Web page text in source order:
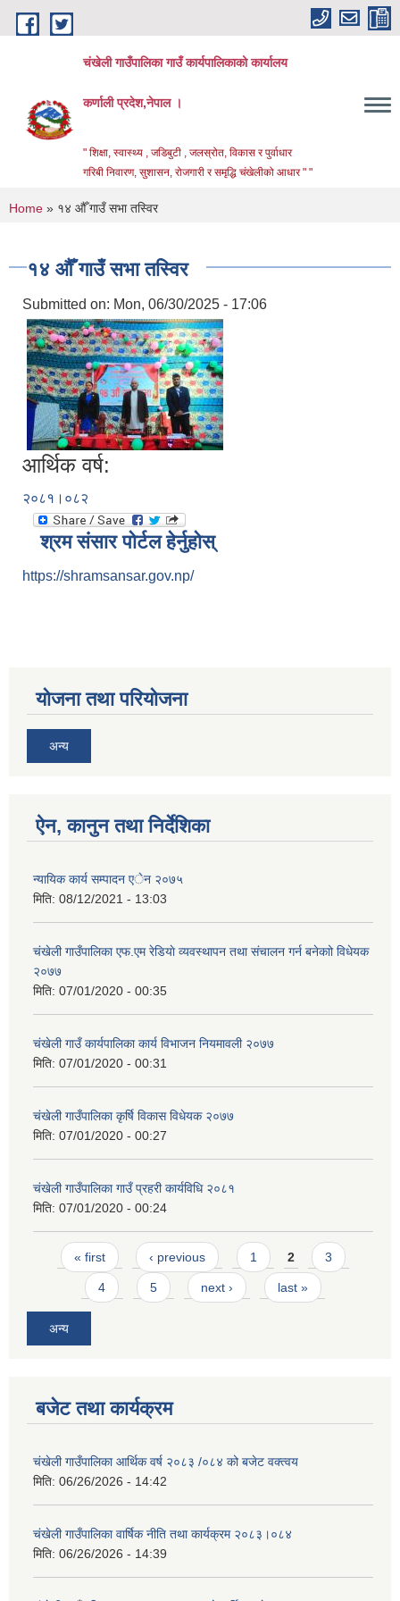
Skip to main content
चंखेली गाउँपालिका गाउँ कार्यपालिकाको कार्यालय
कर्णाली प्रदेश,नेपाल ।
" शिक्षा, स्वास्थ्य , जडिबुटी , जलस्रोत, विकास र पुर्वाधार
गरिबी निवारण, सुशासन, रोजगारी र समृद्धि चंखेलीको आधार " "
You are here
Home » १४ औँ गाउँ सभा तस्विर
१४ औँ गाउँ सभा तस्विर
Submitted on: Mon, 06/30/2025 - 17:06
आर्थिक वर्ष:
२०८१।०८२
श्रम संसार पोर्टल हेर्नुहोस्
https://shramsansar.gov.np/
योजना तथा परियोजना
अन्य
ऐन, कानुन तथा निर्देशिका
न्यायिक कार्य सम्पादन एेन २०७५
मिति: 08/12/2021 - 13:03
चंखेली गाउँपालिका एफ.एम रेडियाे व्यवस्थापन तथा संचालन गर्न बनेकाो विधेयक
२०७७
मिति: 07/01/2020 - 00:35
च‌ंखेली गाउँ कार्यपालिका कार्य विभाजन नियमावली २०७७
मिति: 07/01/2020 - 00:31
चंखेली गाउँपालिका कृर्षि विकास विधेयक २०७७
मिति: 07/01/2020 - 00:27
चंखेली गाउँपालिका गाउँ प्रहरी कार्यविधि २०८१
मिति: 07/01/2020 - 00:24
Pages
« first ‹ previous 1 2 3
4 5 next › last »
अन्य
बजेट तथा कार्यक्रम
चंखेली गाउँपालिका आर्थिक वर्ष २०८३ /०८४ को बजेट वक्त्वय
मिति: 06/26/2026 - 14:42
चंखेली गाउँपालिका वार्षिक नीति तथा कार्यक्रम २०८३।०८४
मिति: 06/26/2026 - 14:39